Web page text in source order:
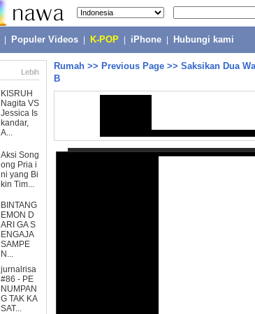
Populer Videos K-POP iPhone Hubungi kami
Lebih
KISRUH
Nagita VS
Jessica Is
kandar,
A...
Aksi Song
ong Pria i
ni yang Bi
kin Tim...
BINTANG
EMON D
ARI GA S
ENGAJA
SAMPE
N...
jurnalrisa
#86 - PE
NUMPAN
G TAK KA
SAT...
Rumah >> Previous Page >> Saksikan Dua
B